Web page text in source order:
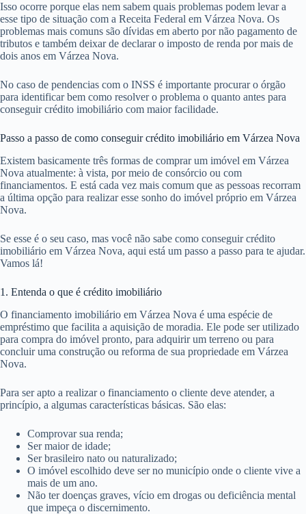
Isso ocorre porque elas nem sabem quais problemas podem levar a
esse tipo de situação com a Receita Federal em Várzea Nova. Os
problemas mais comuns são dívidas em aberto por não pagamento de
tributos e também deixar de declarar o imposto de renda por mais de
dois anos em Várzea Nova.
No caso de pendencias com o INSS é importante procurar o órgão
para identificar bem como resolver o problema o quanto antes para
conseguir crédito imobiliário com maior facilidade.
Passo a passo de como conseguir crédito imobiliário em Várzea Nova
Existem basicamente três formas de comprar um imóvel em Várzea
Nova atualmente: à vista, por meio de consórcio ou com
financiamentos. E está cada vez mais comum que as pessoas recorram
a última opção para realizar esse sonho do imóvel próprio em Várzea
Nova.
Se esse é o seu caso, mas você não sabe como conseguir crédito
imobiliário em Várzea Nova, aqui está um passo a passo para te ajudar.
Vamos lá!
1. Entenda o que é crédito imobiliário
O financiamento imobiliário em Várzea Nova é uma espécie de
empréstimo que facilita a aquisição de moradia. Ele pode ser utilizado
para compra do imóvel pronto, para adquirir um terreno ou para
concluir uma construção ou reforma de sua propriedade em Várzea
Nova.
Para ser apto a realizar o financiamento o cliente deve atender, a
princípio, a algumas características básicas. São elas:
Comprovar sua renda;
Ser maior de idade;
Ser brasileiro nato ou naturalizado;
O imóvel escolhido deve ser no município onde o cliente vive a
mais de um ano.
Não ter doenças graves, vício em drogas ou deficiência mental
que impeça o discernimento.